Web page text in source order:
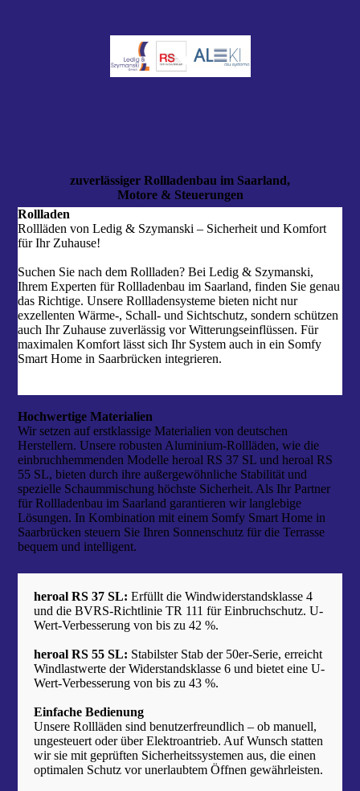
zuverlässiger Rollladenbau im Saarland,
Motore & Steue­rungen
Rollladen
Rollläden von Ledig & Szymanski – Sicherheit und Komfort
für Ihr Zuhause!
Suchen Sie nach dem Rollladen? Bei Ledig & Szymanski,
Ihrem Experten für Rollladenbau im Saarland, finden Sie genau
das Richtige. Unsere Rollladensysteme bieten nicht nur
exzellenten Wärme-, Schall- und Sichtschutz, sondern schützen
auch Ihr Zuhause zuverlässig vor Witterungseinflüssen. Für
maximalen Komfort lässt sich Ihr System auch in ein Somfy
Smart Home in Saarbrücken integrieren.
Hochwertige Materialien
Wir setzen auf erstklassige Materialien von deutschen
Herstellern. Unsere robusten Aluminium-Rollläden, wie die
einbruchhemmenden Modelle heroal RS 37 SL und heroal RS
55 SL, bieten durch ihre außergewöhnliche Stabilität und
spezielle Schaummischung höchste Sicherheit. Als Ihr Partner
für Rollladenbau im Saarland garantieren wir langlebige
Lösungen. In Kombination mit einem Somfy Smart Home in
Saarbrücken steuern Sie Ihren Sonnenschutz für die Terrasse
bequem und intelligent.
heroal RS 37 SL:Erfüllt die Windwiderstandsklasse 4
und die BVRS-Richtlinie TR 111 für Einbruchschutz. U-
Wert-Verbesserung von bis zu 42 %.
heroal RS 55 SL: Stabilster Stab der 50er-Serie, erreicht
Windlastwerte der Widerstandsklasse 6 und bietet eine U-
Wert-Verbesserung von bis zu 43 %.
Einfache Bedienung
Unsere Rollläden sind benutzerfreundlich – ob manuell,
ungesteuert oder über Elektroantrieb. Auf Wunsch statten
wir sie mit geprüften Sicherheitssystemen aus, die einen
optimalen Schutz vor unerlaubtem Öffnen gewährleisten.